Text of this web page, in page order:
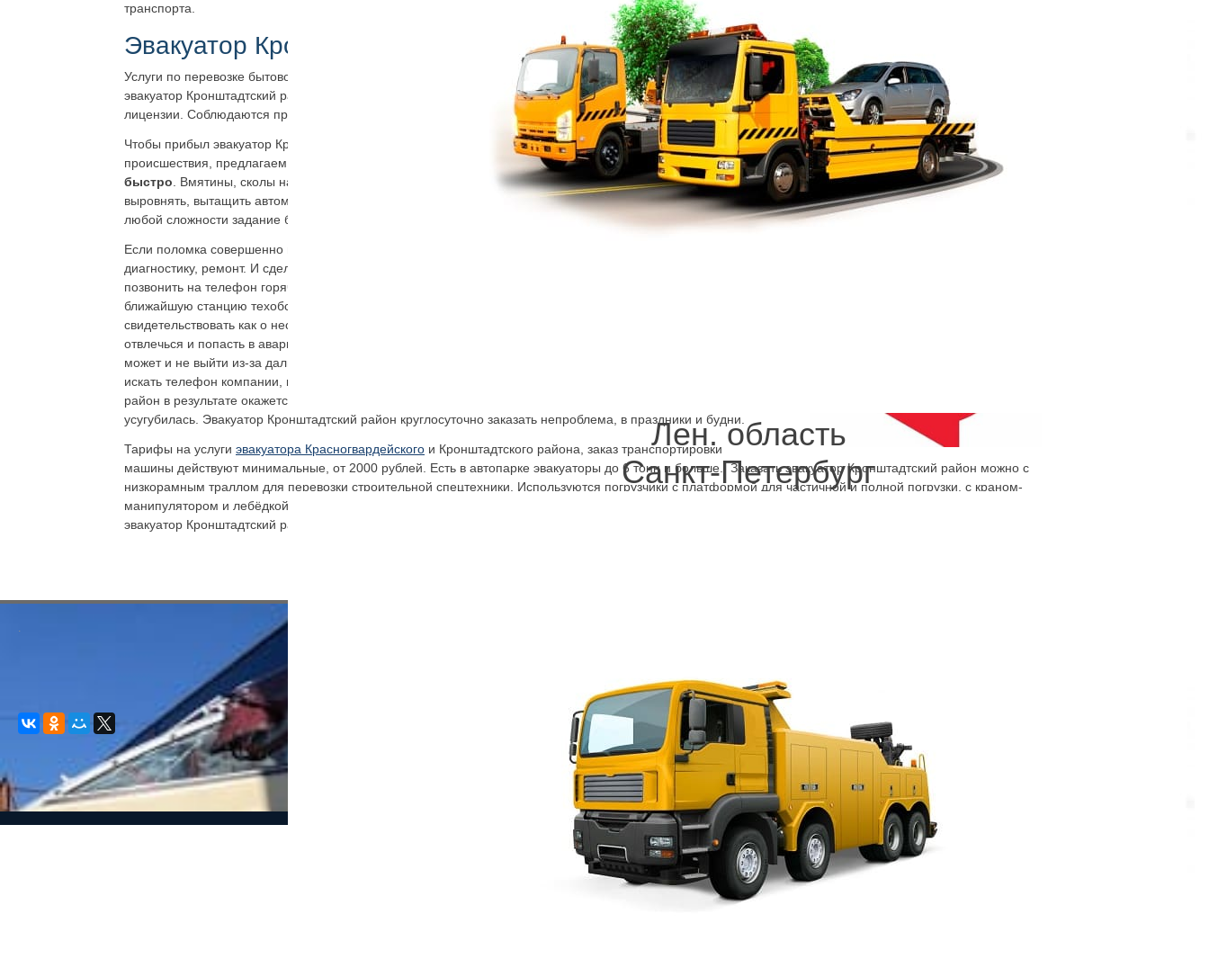
Лен. область
Санкт-Петербург
транспорта.
Эвакуатор Кронштадтский район 24 часа
Услуги по перевозке бытовок, киосков, складского оборудования также предоставляются нашей компанией для населения и гостей города. Будет стоить
эвакуатор Кронштадтский район
, но груз не будет повреждён из-за непрофессиональности сотрудников, плохого состояния спецтехники. Работаем по
лицензии. Соблюдаются правила и стандарты, требования по карантинным мерам.
Чтобы прибыл эвакуатор Кронштадтский район Спб быстро, ждать долго не нужно было в экстремальных обстоятельствах дорожно-транспортного
происшествия, предлагаем сохранить наши реквизиты, обращаться к нам. Одну машину и несколько отвезёт эвакуатор Кронштадтский район, дешево и
быстро . Вмятины, сколы на кузове не будут угрожать имуществу благодаря помощи специалистов, которые знают, как избежать крена, раскачивания,
выровнять, вытащить автомобиль из оврага, ямы, кювета. Круглосуточно, в хорошую и плохую погоду можно заказать автотехпомощь в нашей компании и
любой сложности задание будет выполнено.
Если поломка совершенно незначительная, всё равно желательно как можно быстрее провести
диагностику, ремонт. И сделать это проще, не продолжая использование автотранспорта, прервав поездку,
позвонить на телефон горячей линии эвакуаторов Кронштадтский район
ближайшую станцию техобслуживания. Стук, гул, лязг, посторонний шум любого типа, например, могут
свидетельствовать как о несерьёзной неисправности, так и о серьёзной. Размышляя об этом легко
отвлечься и попасть в аварию. Доехать к запланированному конечному пункту начатого путешествия
может и не выйти из-за дальнейшего повреждения механизма, давшей сбой детали. Всё равно придётся
искать телефон компании, предоставляющей услуги эвакуатора. Сразу вызвать эвакуатор Кронштадтский
район в результате окажется более выгодным решением, которое не было принято и ситуация
усугубилась. Эвакуатор Кронштадтский район круглосуточно заказать непроблема, в праздники и будни.
Тарифы на услуги эвакуатора Красногвардейского и Кронштадтского района, заказ транспортировки
машины действуют минимальные, от 2000 рублей. Есть в автопарке эвакуаторы до 6 тонн и больше. Заказать эвакуатор Кронштадтский район можно с
низкорамным траллом для перевозки строительной спецтехники. Используются погрузчики с платформой для частичной и полной погрузки, с краном-
манипулятором и лебёдкой. Предлагаем при возникновении проблем с эксплуатацией автомобиля, колёсной спецтехники не ждать, исключить риск, заказать
эвакуатор Кронштадтский район Спб, дешево и быстро, 24 часа в сутки готовый безопасно перевезти ваше имущество.
.
© 2008-2021 mvvknives.ru Эвакуатор в Санкт-Петербурге и Ленинградской области.Продвижение и создание сайтов.